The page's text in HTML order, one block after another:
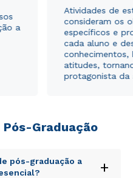
a
Atividades de
consideram os
específicos e
cada aluno e
conhecimentos,
atitudes,
protagonista da
Graduação
pós-graduação a
+